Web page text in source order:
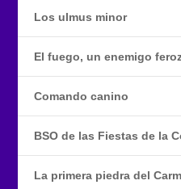
Los ulmus minor
El fuego, un enemigo
Comando canino
BSO de las Fiestas de la
La primera piedra del